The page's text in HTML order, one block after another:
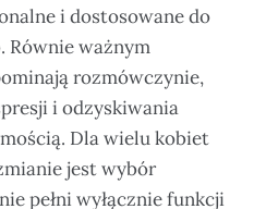
i dostosowane do
Równie ważnym
rozmówczynie,
i odzyskiwania
Dla wielu kobiet
jest wybór
pełni wyłącznie funkcji